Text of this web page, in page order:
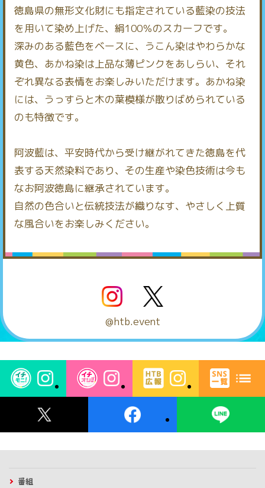
徳島県の無形文化財にも指定されている藍染の技法
を用いて染め上げた、絹100％のスカーフです。
深みのある藍色をベースに、うこん染はやわらかな
黄色、あかね染は上品な薄ピンクをあしらい、それ
ぞれ異なる表情をお楽しみいただけます。あかね染
には、うっすらと木の葉模様が散りばめられている
のも特徴です。
阿波藍は、平安時代から受け継がれてきた徳島を代
表する天然染料であり、その生産や染色技術は今も
なお阿波徳島に継承されています。
自然の色合いと伝統技法が織りなす、やさしく上質
な風合いをお楽しみください。
@htb.event
番組